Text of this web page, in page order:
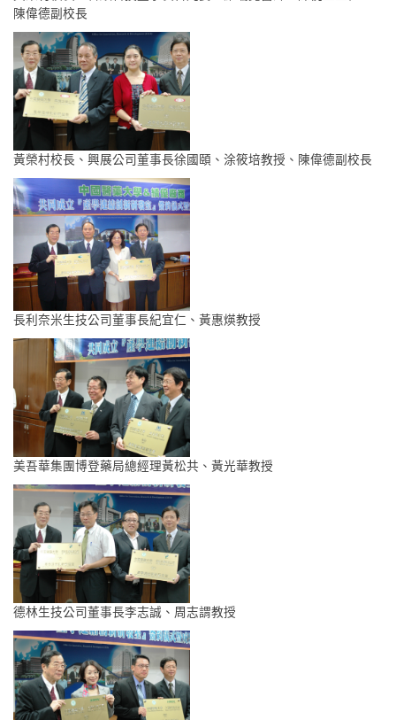
陳偉德副校長
黃榮村校長、興展公司董事長徐國頤、涂筱培教授、陳偉德副校長
長利奈米生技公司董事長紀宜仁、黃惠煐教授
美吾華集團博登藥局總經理黃松共、黃光華教授
德林生技公司董事長李志誠、周志謂教授